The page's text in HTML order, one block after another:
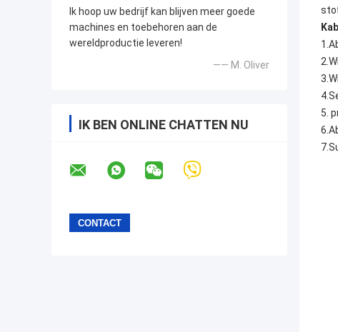
Ik hoop uw bedrijf kan blijven meer goede
machines en toebehoren aan de
wereldproductie leveren!
—— M. Oliver
IK BEN ONLINE CHATTEN NU
5.